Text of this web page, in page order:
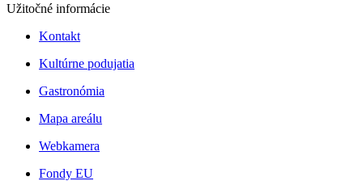
Užitočné informácie
Kontakt
Kultúrne podujatia
Gastronómia
Mapa areálu
Webkamera
Fondy EU